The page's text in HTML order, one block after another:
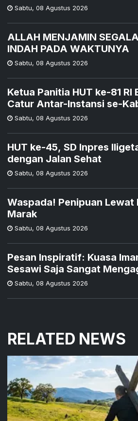
Sabtu, 08 Agustus 2026
ALLAH MENJAMIN
INDAH PADA WAKTUNYA
Sabtu, 08 Agustus 2026
Ketua Panitia HUT ke-81 RI
Catur Antar-Instansi se-
Sabtu, 08 Agustus 2026
HUT ke-45, SD Inpres
dengan Jalan Sehat
Sabtu, 08 Agustus 2026
Waspada! Penipuan Lewat
Marak
Sabtu, 08 Agustus 2026
Pesan Inspiratif: Kuasa
Sesawi Saja Sangat
Sabtu, 08 Agustus 2026
RELATED NEWS